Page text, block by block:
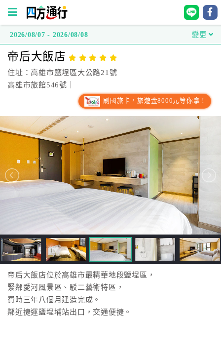
方
通
行
訂
房
跟
飯
店
訂
房
HOT
2026/08/07 - 2026/08/08 變更
帝后大飯店
住址：高雄市鹽埕區大公路21號
高雄市旅館546號｜
刷國旅卡，旅遊金8000元等你拿！
帝后大飯店位於高雄市最精華地段鹽埕區，
緊鄰愛河風景區、駁二藝術特區，
費時三年八個月建造完成。
鄰近捷運鹽埕埔站出口，交通便捷。